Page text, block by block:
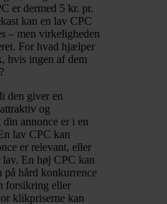
er dermed 5 kr. pr.
kan en lav CPC
– men virkeligheden
For hvad hjælper
hvis ingen af dem
den giver en
og
annonce er i en
lav CPC kan
er relevant, eller
En høj CPC kan
på hård konkurrence
forsikring eller
klikpriserne kan